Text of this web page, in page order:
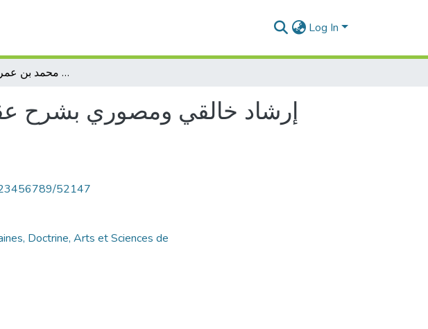
Log In
إرشاد خالقي ومصوري بشرح عقيدة الإمام المقري للغدامسي، محمد بن عمر الليبي المالكي
إرشاد خالقي ومصوري بشرح
52147
Doctrine, Arts et Sciences de